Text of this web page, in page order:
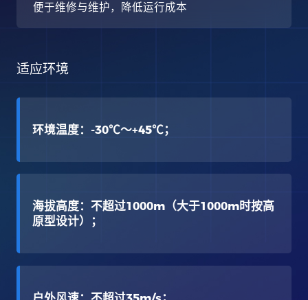
便于维修与维护，降低运行成本
适应环境
环境温度：-30℃～+45℃；
海拔高度：不超过1000m（大于1000m时按高
原型设计）；